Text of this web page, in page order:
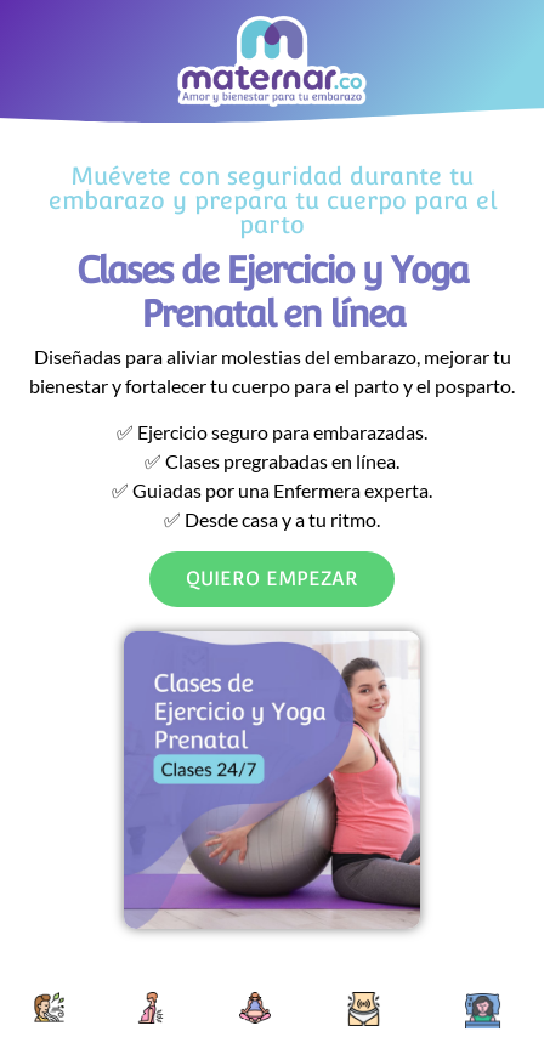
Muévete con seguridad durante tu
embarazo y prepara tu cuerpo para el
parto
Clases de Ejercicio y Yoga
Prenatal en línea
Diseñadas para aliviar molestias del embarazo, mejorar tu
bienestar y fortalecer tu cuerpo para el parto y el posparto.
✅ Ejercicio seguro para embarazadas.
✅ Clases pregrabadas en línea.
✅ Guiadas por una Enfermera experta.
✅ Desde casa y a tu ritmo.
QUIERO EMPEZAR